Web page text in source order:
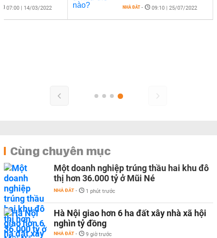
NHÀ ĐẤT - 09:10 | 25/07/2022
07:00 | 14/03/2022
Cùng chuyên mục
Một doanh nghiệp trúng thầu hai khu đô
thị hơn 36.000 tỷ ở Mũi Né
NHÀ ĐẤT - 1 phút trước
Hà Nội giao hơn 6 ha đất xây nhà xã hội
nghìn tỷ đồng
NHÀ ĐẤT - 9 giờ trước